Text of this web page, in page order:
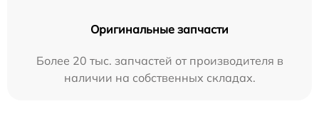
Оригинальные запчасти
Более 20 тыс. запчастей от производителя в
наличии на собственных складах.